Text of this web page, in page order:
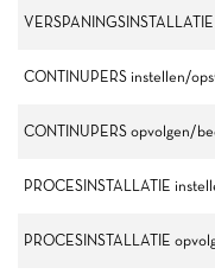
CONTINUPERS instellen/
CONTINUPERS opvolgen/
PROCESINSTALLATIE
PROCESINSTALLATIE